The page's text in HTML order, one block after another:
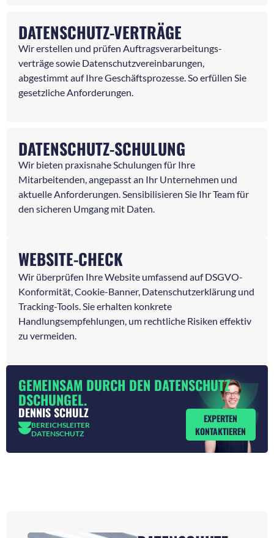
DATENSCHUTZ-VERTRÄGE
Wir erstellen und prüfen Auftragsverarbeitungs-
verträge sowie Datenschutzvereinbarungen,
abgestimmt auf Ihre Geschäftsprozesse. So erfüllen Sie
gesetzliche Anforderungen.
DATENSCHUTZ-SCHULUNG
Wir bieten praxisnahe Schulungen für Ihre
Mitarbeitenden, angepasst an Ihr Unternehmen und
aktuelle Anforderungen. Sensibilisieren Sie Ihr Team für
den sicheren Umgang mit Daten.
WEBSITE-CHECK
Wir überprüfen Ihre Website umfassend auf DSGVO-
Konformität, Cookie-Banner, Datenschutzerklärung und
Tracking-Tools. Sie erhalten konkrete
Handlungsempfehlungen, um rechtliche Risiken effektiv
zu vermeiden.
GEMEINSAM DURCH DEN DATENSCHUTZ
DSCHUNGEL.
DENNIS SCHULZ
BEREICHSLEITER
DATENSCHUTZ
EXPERTEN
KONTAKTIEREN